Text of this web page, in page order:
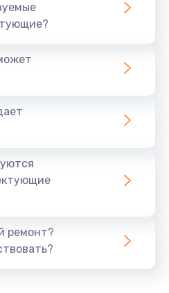
ремонт?